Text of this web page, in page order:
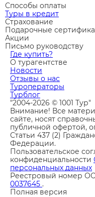
Способы оплаты
Туры в кредит
Страхование
Подарочные
Акции
Письмо руководству
Где купить?
О турагентстве
Новости
Отзывы о нас
Туроператоры
Турблог
"2004-2026 © 1001 Тур"
Внимание! Все
сайте, носят
публичной офертой,
Статьи 437 (2)
Федерации.
Пользовательское
конфиденциальности
персональных данных
Реестровый номер
0037645 .
Полная версия